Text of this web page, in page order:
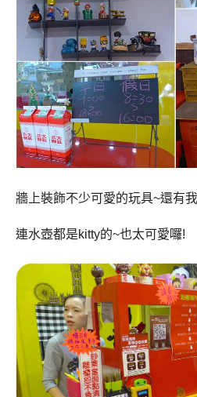
牆上裝飾不少可愛的玩具~還有
連水壺都是kitty的~也太可愛囉!